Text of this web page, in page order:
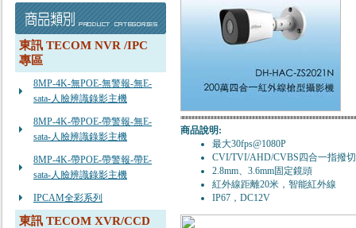
東訊 TECOM NVR /IPC
專區
8MP-4K-無POE-無警報-無E-
sata-人臉辨識錄影主機
8MP-4K-帶POE-帶警報-無E-
sata-人臉辨識錄影主機
8MP-4K-帶POE-帶警報-帶E-
sata-人臉辨識錄影主機
IPCAM全彩系列
東訊 TECOM XVR/CCD
商品說明:
最大30fps@1080P
CVI/TVI/AHD/CVBS四合一指撥
2.8mm、3.6mm固定鏡頭
紅外線距離20米，智能紅外線
IP67，DC12V